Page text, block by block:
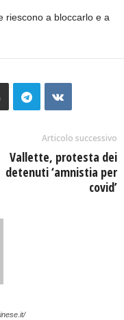
riescono a bloccarlo e a
Articolo successivo
Vallette, protesta dei
detenuti ‘amnistia per
covid’